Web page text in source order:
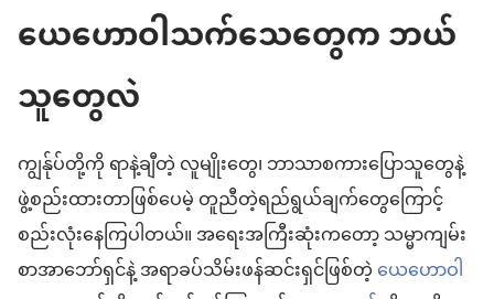
ယေဟောဝါသက်သေတွေက ဘယ်
သူတွေလဲ
ကျွန်ုပ်တို့ကို ရာနဲ့ချီတဲ့ လူမျိုးတွေ၊ ဘာသာစကားပြောသူတွေနဲ့
ဖွဲ့စည်းထားတာဖြစ်ပေမဲ့ တူညီတဲ့ရည်ရွယ်ချက်တွေကြောင့်
စည်းလုံးနေကြပါတယ်။ အရေးအကြီးဆုံးကတော့ သမ္မာကျမ်း
စာအာဘော်ရှင်နဲ့ အရာခပ်သိမ်းဖန်ဆင်းရှင်ဖြစ်တဲ့ယေဟောဝါ